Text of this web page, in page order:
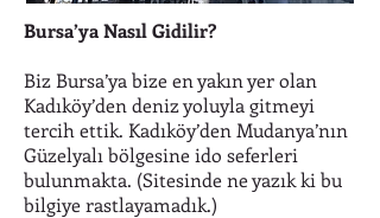
Bursa’ya Nasıl Gidilir?
Biz Bursa’ya bize en yakın yer olan
Kadıköy’den deniz yoluyla gitmeyi
tercih ettik. Kadıköy’den Mudanya’nın
Güzelyalı bölgesine ido seferleri
bulunmakta. (Sitesinde ne yazık ki bu
bilgiye rastlayamadık.)